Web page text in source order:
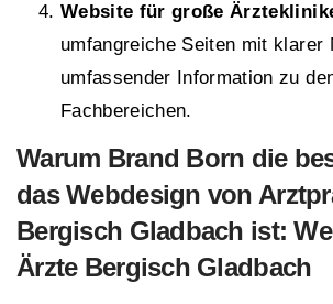
Website für große
umfangreiche Seiten mit klarer
umfassender Information zu
Fachbereichen.
Warum Brand Born die
das Webdesign von
Bergisch Gladbach ist:
Ärzte Bergisch Gladbach